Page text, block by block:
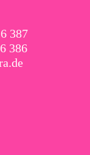
387
386